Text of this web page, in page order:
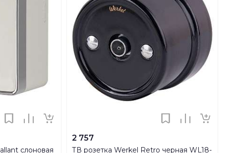
слоновая
2 757
ТВ розетка Werkel Retro черная WL18-